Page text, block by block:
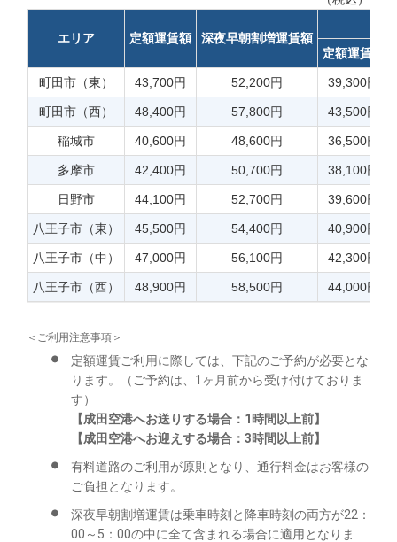
エリア 定額運賃額 深夜早朝割増運賃額
定額運賃額
町田市（東） 43,700円 52,200円 39,300円
町田市（西） 48,400円 57,800円 43,500円
稲城市 40,600円 48,600円 36,500円
多摩市 42,400円 50,700円 38,100円
日野市 44,100円 52,700円 39,600円
八王子市（東） 45,500円 54,400円 40,900円
八王子市（中） 47,000円 56,100円 42,300円
八王子市（西） 48,900円 58,500円 44,000円
＜ご利用注意事項＞
定額運賃ご利用に際しては、下記のご予約が必要とな
ります。（ご予約は、1ヶ月前から受け付けておりま
す）
【成田空港へお送りする場合：1時間以上前】
【成田空港へお迎えする場合：3時間以上前】
有料道路のご利用が原則となり、通行料金はお客様の
ご負担となります。
深夜早朝割増運賃は乗車時刻と降車時刻の両方が22：
00～5：00の中に全て含まれる場合に適用となりま